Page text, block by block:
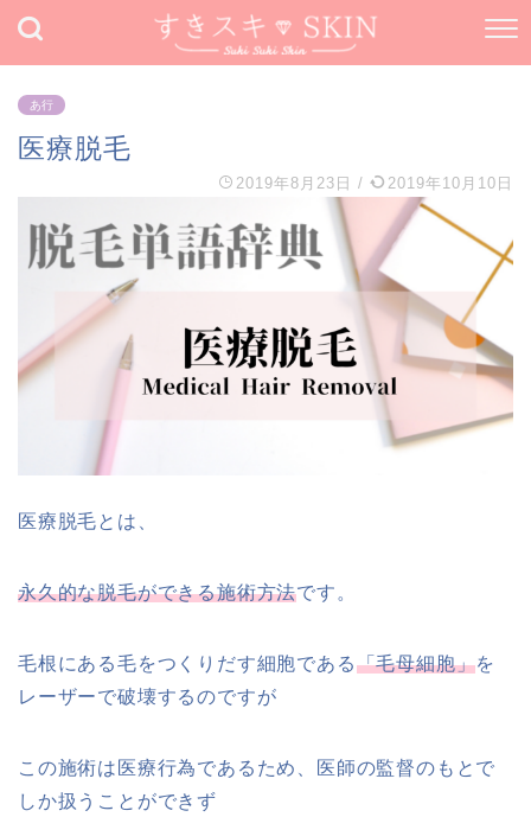
あ行
医療脱毛
2019年8月23日 / 2019年10月10日
医療脱毛とは、
永久的な脱毛ができる施術方法です。
毛根にある毛をつくりだす細胞である「毛母細胞」を
レーザーで破壊するのですが
この施術は医療行為であるため、医師の監督のもとで
しか扱うことができず